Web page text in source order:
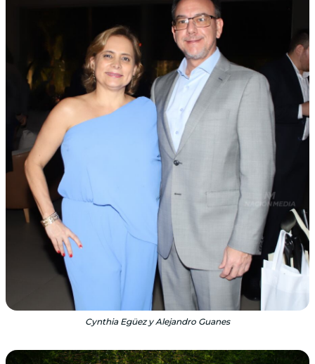
Cynthia Egüez y Alejandro Guanes